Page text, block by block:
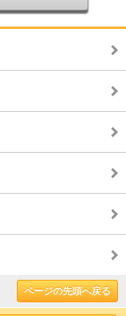
ページの先頭へ戻る